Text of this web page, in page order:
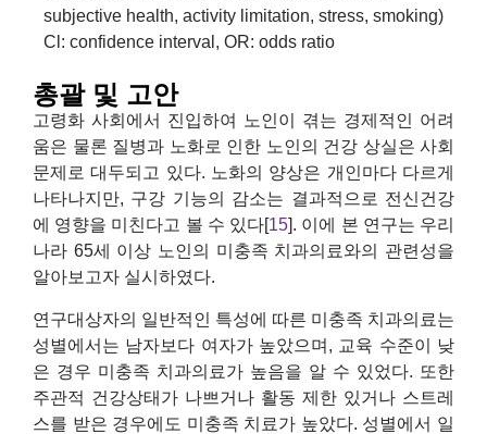
subjective health, activity limitation, stress, smoking)
Cl: confidence interval, OR: odds ratio
총괄 및 고안
고령화 사회에서 진입하여 노인이 겪는 경제적인 어려
움은 물론 질병과 노화로 인한 노인의 건강 상실은 사회
문제로 대두되고 있다. 노화의 양상은 개인마다 다르게
나타나지만, 구강 기능의 감소는 결과적으로 전신건강
에 영향을 미친다고 볼 수 있다[15]. 이에 본 연구는 우리
나라 65세 이상 노인의 미충족 치과의료와의 관련성을
알아보고자 실시하였다.
연구대상자의 일반적인 특성에 따른 미충족 치과의료는
성별에서는 남자보다 여자가 높았으며, 교육 수준이 낮
은 경우 미충족 치과의료가 높음을 알 수 있었다. 또한
주관적 건강상태가 나쁘거나 활동 제한 있거나 스트레
스를 받은 경우에도 미충족 치료가 높았다. 성별에서 일